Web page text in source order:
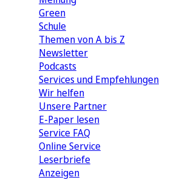
Green
Schule
Themen von A bis Z
Newsletter
Podcasts
Services und Empfehlungen
Wir helfen
Unsere Partner
E-Paper lesen
Service FAQ
Online Service
Leserbriefe
Anzeigen